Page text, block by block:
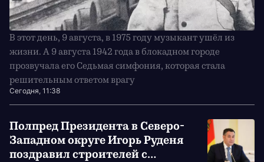
В этот день, 9 августа, в 1975 году музыкант ушёл из
жизни. А 9 августа 1942 года в блокадном городе
прозвучала его Седьмая симфония, которая стала
решительным ответом врагу
Сегодня, 11:38
Полпред Президента в Северо-
Западном округе Игорь Руденя
поздравил строителей с